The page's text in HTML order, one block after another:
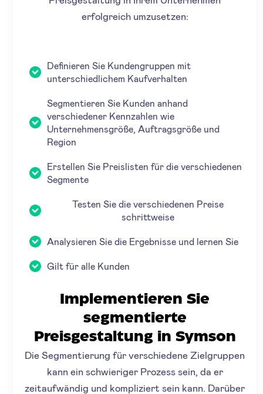
erfolgreich umzusetzen:
Definieren Sie Kundengruppen mit
unterschiedlichem Kaufverhalten
Segmentieren Sie Kunden anhand
verschiedener Kennzahlen wie
Unternehmensgröße, Auftragsgröße und
Region
Erstellen Sie Preislisten für die verschiedenen
Segmente
Testen Sie die verschiedenen Preise
schrittweise
Analysieren Sie die Ergebnisse und lernen Sie
Gilt für alle Kunden
Implementieren Sie
segmentierte
Preisgestaltung in Symson
Die Segmentierung für verschiedene Zielgruppen
kann ein schwieriger Prozess sein, da er
zeitaufwändig und kompliziert sein kann. Darüber